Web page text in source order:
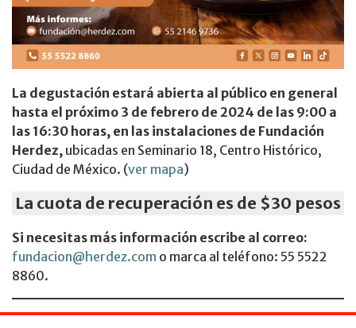
La degustación estará abierta al público en general
hasta el próximo 3 de febrero de 2024 de las 9:00 a
las 16:30 horas, en las instalaciones de Fundación
Herdez, ubicadas en Seminario 18, Centro Histórico,
Ciudad de México. (ver mapa)
La cuota de recuperación es de $30 pesos
Si necesitas más información escribe al correo:
fundacion@herdez.com o marca al teléfono: 55 5522
8860.